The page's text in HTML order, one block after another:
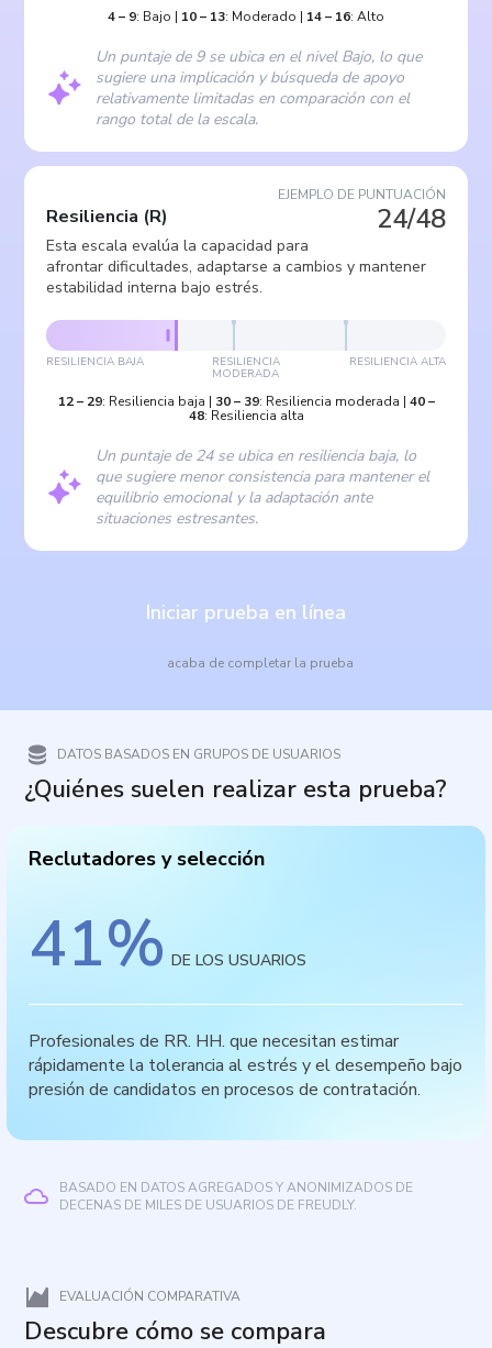
4– 9: Bajo | 10– 13: Moderado | 14– 16: Alto
Un puntaje de 9 se ubica en el nivel Bajo, lo que
sugiere una implicación y búsqueda de apoyo
relativamente limitadas en comparación con el
rango total de la escala.
EJEMPLO DE PUNTUACIÓN
24/48
Resiliencia (R)
Esta escala evalúa la capacidad para
afrontar dificultades, adaptarse a cambios y mantener
estabilidad interna bajo estrés.
RESILIENCIA BAJA RESILIENCIA
MODERADA
RESILIENCIA ALTA
12– 29: Resiliencia baja | 30– 39: Resiliencia moderada | 40–
48: Resiliencia alta
Un puntaje de 24 se ubica en resiliencia baja, lo
que sugiere menor consistencia para mantener el
equilibrio emocional y la adaptación ante
situaciones estresantes.
Iniciar prueba en línea
acaba de completar la prueba
DATOS BASADOS EN GRUPOS DE USUARIOS
¿Quiénes suelen realizar esta prueba?
Reclutadores y selección
41% DE LOS USUARIOS
Profesionales de RR. HH. que necesitan estimar
rápidamente la tolerancia al estrés y el desempeño bajo
presión de candidatos en procesos de contratación.
BASADO EN DATOS AGREGADOS Y ANONIMIZADOS DE
DECENAS DE MILES DE USUARIOS DE FREUDLY.
EVALUACIÓN COMPARATIVA
Descubre cómo se compara